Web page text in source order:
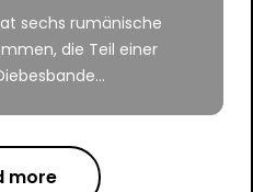
sechs rumänische
die Teil einer
more